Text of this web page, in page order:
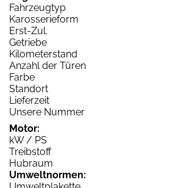
Fahrzeugtyp
Karosserieform
Erst-Zul.
Getriebe
Kilometerstand
Anzahl der Türen
Farbe
Standort
Lieferzeit
Unsere Nummer
Motor:
kW / PS
Treibstoff
Hubraum
Umweltnormen: